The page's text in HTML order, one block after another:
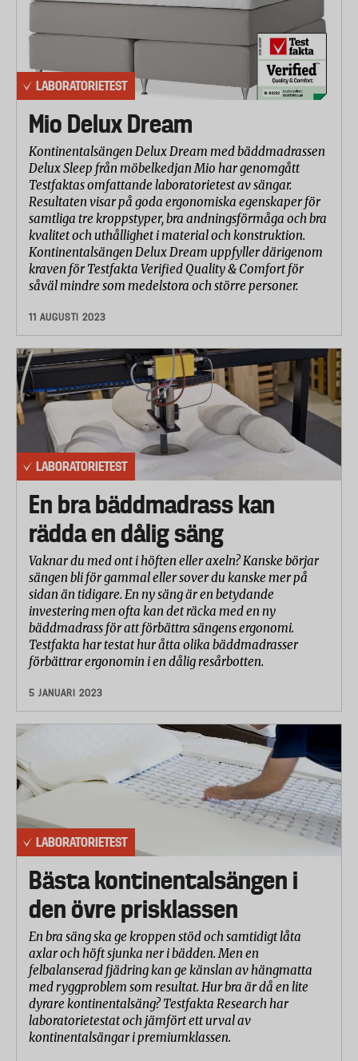
Konstruktionskvalitet
Under konstruktionskvalitet ingår dunets
fördelning i täcket, sömmarnas kvalitet och en
allmän bedömning av konstruktionskvalitén.
Bedömningen görs på en 5-gradig skala där 5 är
mycket bra.
Resultaten från de olika delmomenten i testet har
betygsatts på en skala från 1 till 10 där 10 är bäst.
Betygen för testets olika delmoment har viktats
samman till ett totalbetyg enligt följande:
1. Mängden dun och dunets kvalitet - 40%
2. Värmeisolation och andningsförmåga - 40%
4. Konstruktionskvalitet - 10%
LABORATORIETEST
Mio Delux Dream
Kontinentalsängen Delux Dream med bäddmadrassen
Delux Sleep från möbelkedjan Mio har genomgått
Testfaktas omfattande laboratorietest av sängar.
Resultaten visar på goda ergonomiska egenskaper för
samtliga tre kroppstyper, bra andningsförmåga och bra
kvalitet och uthållighet i material och konstruktion.
Kontinentalsängen Delux Dream uppfyller därigenom
kraven för Testfakta Verified Quality & Comfort för
såväl mindre som medelstora och större personer.
11 AUGUSTI 2023
LABORATORIETEST
En bra bäddmadrass kan
rädda en dålig säng
Vaknar du med ont i höften eller axeln? Kanske börjar
sängen bli för gammal eller sover du kanske mer på
sidan än tidigare. En ny säng är en betydande
investering men ofta kan det räcka med en ny
bäddmadrass för att förbättra sängens ergonomi.
Testfakta har testat hur åtta olika bäddmadrasser
förbättrar ergonomin i en dålig resårbotten.
5 JANUARI 2023
LABORATORIETEST
Bästa kontinentalsängen i
den övre prisklassen
En bra säng ska ge kroppen stöd och samtidigt låta
axlar och höft sjunka ner i bädden. Men en
felbalanserad fjädring kan ge känslan av hängmatta
med ryggproblem som resultat. Hur bra är då en lite
dyrare kontinentalsäng? Testfakta Research har
laboratorietestat och jämfört ett urval av
kontinentalsängar i premiumklassen.